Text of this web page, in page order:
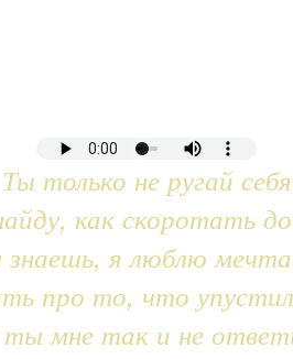
Ты только не ругай себя
как скоротать
знаешь, я люблю
про то, что
мне так и не